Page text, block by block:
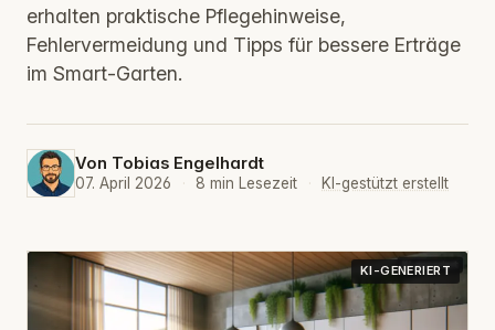
erhalten praktische Pflegehinweise,
Fehlervermeidung und Tipps für bessere Erträge
im Smart-Garten.
Von Tobias Engelhardt
07. April 2026 · 8 min Lesezeit · KI-gestützt erstellt
KI-GENERIERT